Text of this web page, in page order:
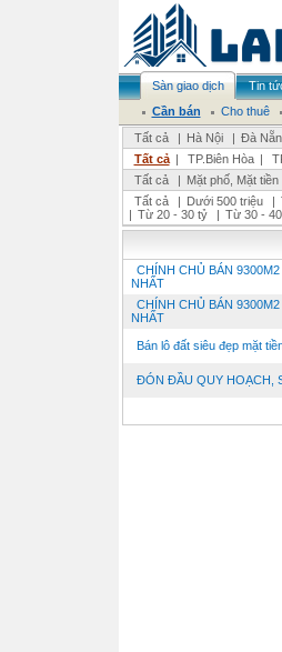
Sàn giao dịch Tin
Cần bán
Cho thuê
Tất cả
| Hà Nội | Đà
Tất cả | TP.Biên Hòa |
Tất cả
| Mặt phố, Mặt tiền
Tất cả
| Dưới 500 triệu |
| Từ 20 - 30 tỷ | Từ 30 -
CHÍNH CHỦ BÁN
NHẤT
CHÍNH CHỦ BÁN
NHẤT
Bán lô đất siêu đẹp mặt
ĐÓN ĐẦU QUY HOẠCH,